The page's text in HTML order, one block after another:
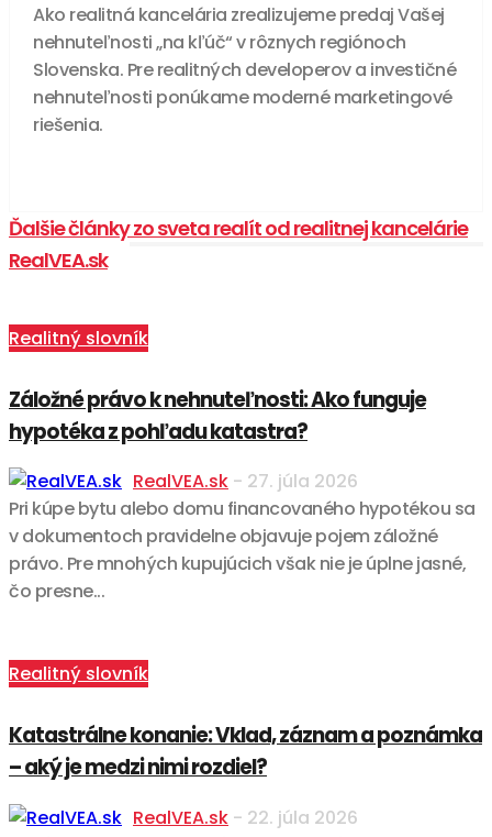
Ako realitná kancelária zrealizujeme predaj Vašej
nehnuteľnosti „na kľúč“ v rôznych regiónoch
Slovenska. Pre realitných developerov a investičné
nehnuteľnosti ponúkame moderné marketingové
riešenia.
Ďalšie články zo sveta realít od realitnej kancelárie
RealVEA.sk
Realitný slovník
Záložné právo k nehnuteľnosti: Ako funguje
hypotéka z pohľadu katastra?
RealVEA.sk - 27. júla 2026
Pri kúpe bytu alebo domu financovaného hypotékou sa
v dokumentoch pravidelne objavuje pojem záložné
právo. Pre mnohých kupujúcich však nie je úplne jasné,
čo presne...
Realitný slovník
Katastrálne konanie: Vklad, záznam a poznámka
– aký je medzi nimi rozdiel?
RealVEA.sk - 22. júla 2026